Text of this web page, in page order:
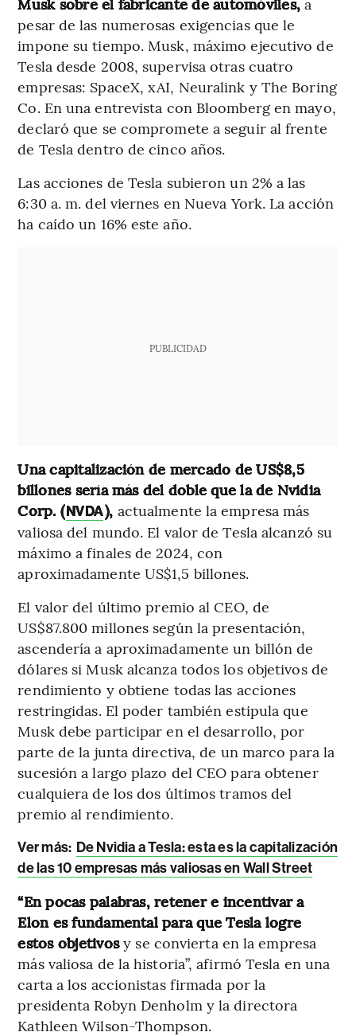
pesar de las numerosas exigencias que le
impone su tiempo. Musk, máximo ejecutivo de
Tesla desde 2008, supervisa otras cuatro
empresas: SpaceX, xAI, Neuralink y The Boring
Co. En una entrevista con Bloomberg en mayo,
declaró que se compromete a seguir al frente
de Tesla dentro de cinco años.
Las acciones de Tesla subieron un 2% a las
6:30 a. m. del viernes en Nueva York. La acción
ha caído un 16% este año.
PUBLICIDAD
Una capitalización de mercado de US$8,5
billones sería más del doble que la de Nvidia
Corp. (NVDA), actualmente la empresa más
valiosa del mundo. El valor de Tesla alcanzó su
máximo a finales de 2024, con
aproximadamente US$1,5 billones.
El valor del último premio al CEO, de
US$87.800 millones según la presentación,
ascendería a aproximadamente un billón de
dólares si Musk alcanza todos los objetivos de
rendimiento y obtiene todas las acciones
restringidas. El poder también estipula que
Musk debe participar en el desarrollo, por
parte de la junta directiva, de un marco para la
sucesión a largo plazo del CEO para obtener
cualquiera de los dos últimos tramos del
premio al rendimiento.
Ver más: De Nvidia a Tesla: esta es la capitalización
de las 10 empresas más valiosas en Wall Street
“En pocas palabras, retener e incentivar a
Elon es fundamental para que Tesla logre
estos objetivosy se convierta en la empresa
más valiosa de la historia”, afirmó Tesla en una
carta a los accionistas firmada por la
presidenta Robyn Denholm y la directora
Kathleen Wilson-Thompson.